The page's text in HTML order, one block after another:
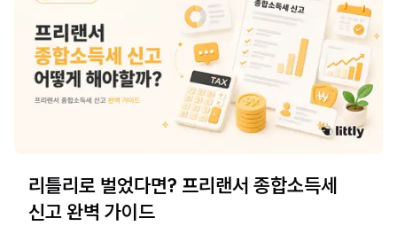
리틀리로 벌었다면? 프리랜서 종합소득세
신고 완벽 가이드